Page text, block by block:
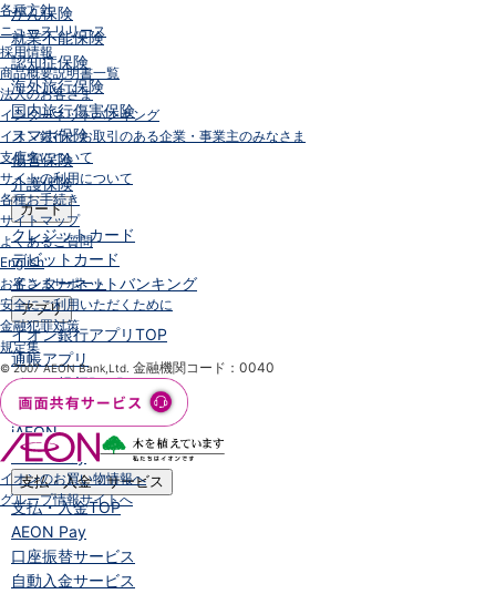
がん保険
就業不能保険
認知症保険
海外旅行保険
国内旅行傷害保険
スマホ保険
傷害保険
介護保険
カード
クレジットカード
デビットカード
インターネットバンキング
アプリ
イオン銀行アプリTOP
通帳アプリ
イオン銀行PayB
イオングループアプリ
iAEON
AEON Pay
支払・入金・サービス
支払・入金TOP
AEON Pay
口座振替サービス
自動入金サービス
各種方針
ニュースリリース
採用情報
商品概要説明書一覧
法人のお客さま
インターネットバンキング
イオン銀行とお取引のある企業・事業主のみなさま
支店名について
サイトの利用について
各種お手続き
サイトマップ
よくあるご質問
English
お客さまサポート
安全にご利用いただくために
金融犯罪対策
規定集
© 2007 AEON Bank,Ltd. 金融機関コード：0040
イオンのお買い物情報へ
グループ情報サイトへ